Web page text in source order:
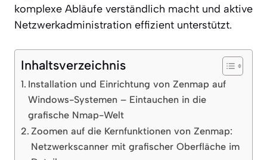
komplexe Abläufe verständlich macht und aktive
Netzwerkadministration effizient unterstützt.
Inhaltsverzeichnis
Installation und Einrichtung von Zenmap auf
Windows-Systemen – Eintauchen in die
grafische Nmap-Welt
Zoomen auf die Kernfunktionen von Zenmap:
Netzwerkscanner mit grafischer Oberfläche im